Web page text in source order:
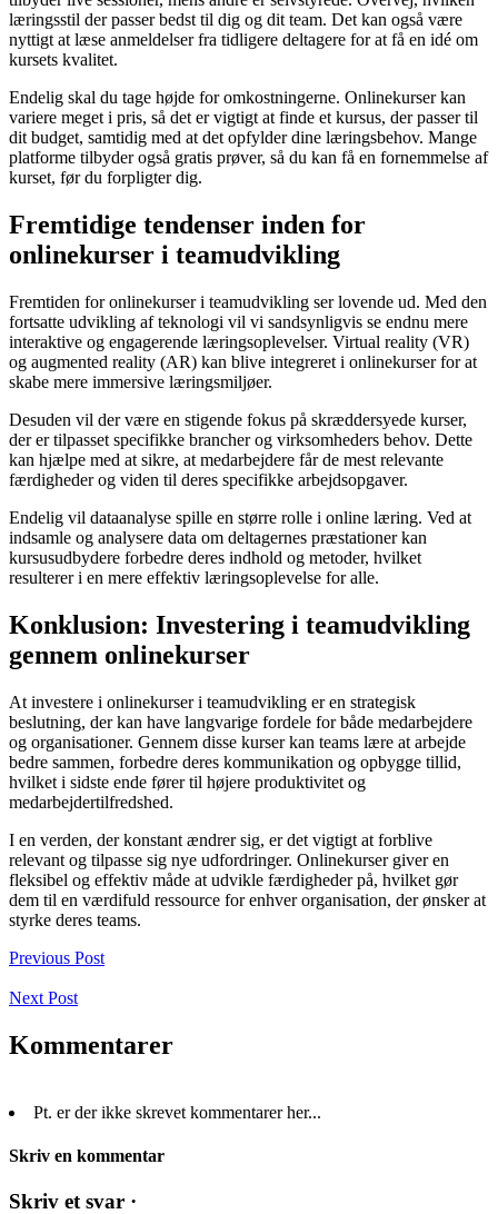
læringsstil der passer bedst til dig og dit team. Det kan også være
nyttigt at læse anmeldelser fra tidligere deltagere for at få en idé om
kursets kvalitet.
Endelig skal du tage højde for omkostningerne. Onlinekurser kan
variere meget i pris, så det er vigtigt at finde et kursus, der passer til
dit budget, samtidig med at det opfylder dine læringsbehov. Mange
platforme tilbyder også gratis prøver, så du kan få en fornemmelse af
kurset, før du forpligter dig.
Fremtidige tendenser inden for
onlinekurser i teamudvikling
Fremtiden for onlinekurser i teamudvikling ser lovende ud. Med den
fortsatte udvikling af teknologi vil vi sandsynligvis se endnu mere
interaktive og engagerende læringsoplevelser. Virtual reality (VR)
og augmented reality (AR) kan blive integreret i onlinekurser for at
skabe mere immersive læringsmiljøer.
Desuden vil der være en stigende fokus på skræddersyede kurser,
der er tilpasset specifikke brancher og virksomheders behov. Dette
kan hjælpe med at sikre, at medarbejdere får de mest relevante
færdigheder og viden til deres specifikke arbejdsopgaver.
Endelig vil dataanalyse spille en større rolle i online læring. Ved at
indsamle og analysere data om deltagernes præstationer kan
kursusudbydere forbedre deres indhold og metoder, hvilket
resulterer i en mere effektiv læringsoplevelse for alle.
Konklusion: Investering i teamudvikling
gennem onlinekurser
At investere i onlinekurser i teamudvikling er en strategisk
beslutning, der kan have langvarige fordele for både medarbejdere
og organisationer. Gennem disse kurser kan teams lære at arbejde
bedre sammen, forbedre deres kommunikation og opbygge tillid,
hvilket i sidste ende fører til højere produktivitet og
medarbejdertilfredshed.
I en verden, der konstant ændrer sig, er det vigtigt at forblive
relevant og tilpasse sig nye udfordringer. Onlinekurser giver en
fleksibel og effektiv måde at udvikle færdigheder på, hvilket gør
dem til en værdifuld ressource for enhver organisation, der ønsker at
styrke deres teams.
Previous Post
Next Post
Kommentarer
Pt. er der ikke skrevet kommentarer her...
Skriv en kommentar
Skriv et svar ·